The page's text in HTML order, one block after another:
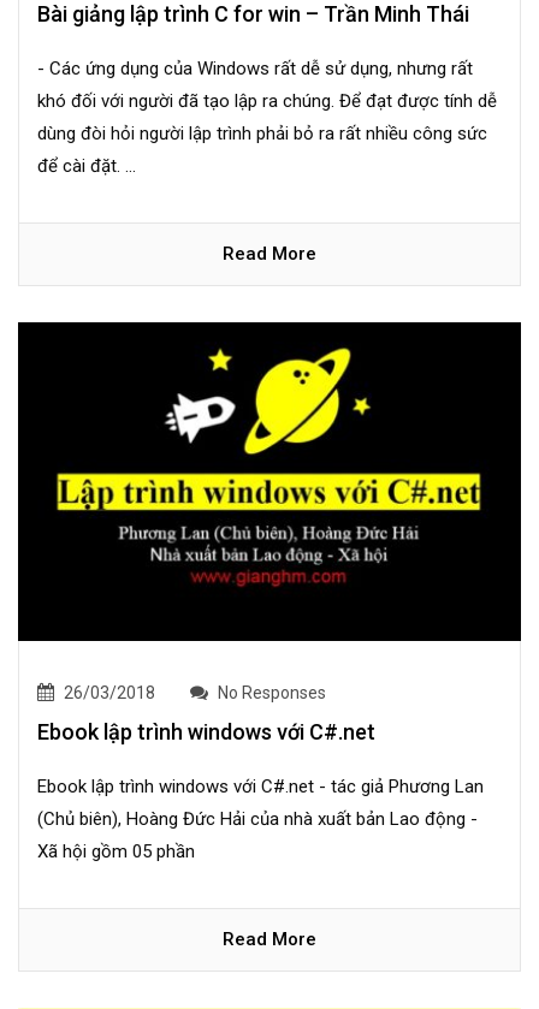
Bài giảng lập trình C for win – Trần Minh Thái
- Các ứng dụng của Windows rất dễ sử dụng, nhưng rất
khó đối với người đã tạo lập ra chúng. Để đạt được tính dễ
dùng đòi hỏi người lập trình phải bỏ ra rất nhiều công sức
để cài đặt. ...
Read More
26/03/2018 No Responses
Ebook lập trình windows với C#.net
Ebook lập trình windows với C#.net - tác giả Phương Lan
(Chủ biên), Hoàng Đức Hải của nhà xuất bản Lao động -
Xã hội gồm 05 phần
Read More